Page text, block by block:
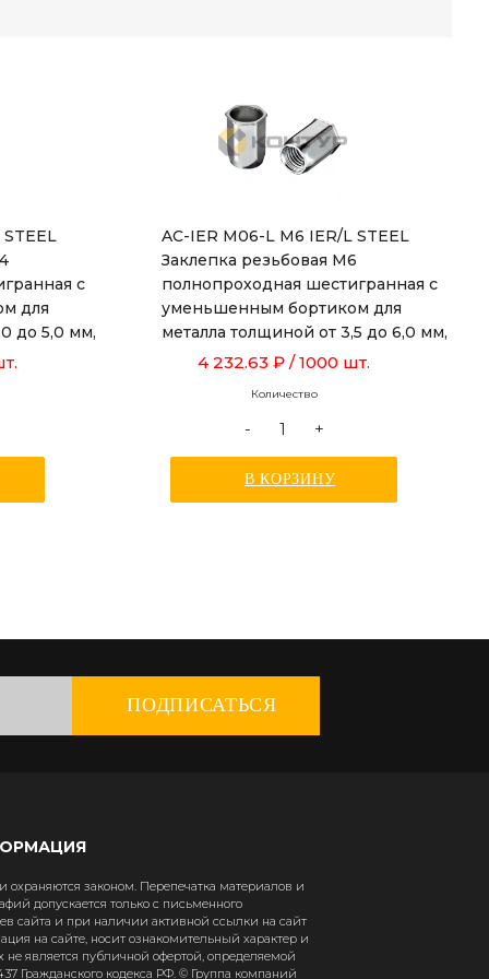
с
для
до 5,0 мм,
AC-IER M06-L M6 IER/L STEEL
Заклепка резьбовая М6
полнопроходная шестигранная с
уменьшенным бортиком для
металла толщиной от 3,5 до 6,0 мм,
длиной 18,0 мм
4 232.63 ₽/ 1000 шт.
Количество
- +
В КОРЗИНУ
ПОДПИСАТЬСЯ
законом. Перепечатка материалов и
допускается только с письменного
сайта и при наличии активной ссылки на сайт
на сайте, носит ознакомительный характер и
не является публичной офертой, определяемой
Гражданского кодекса РФ. © Группа компаний